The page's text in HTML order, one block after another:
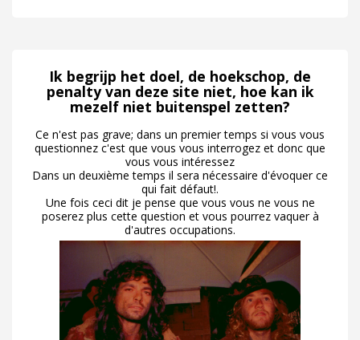
Ik begrijp het doel, de hoekschop, de
penalty van deze site niet, hoe kan ik
mezelf niet buitenspel zetten?
Ce n'est pas grave; dans un premier temps si vous vous
questionnez c'est que vous vous interrogez et donc que
vous vous intéressez
Dans un deuxième temps il sera nécessaire d'évoquer ce
qui fait défaut!.
Une fois ceci dit je pense que vous vous ne vous ne
poserez plus cette question et vous pourrez vaquer à
d'autres occupations.